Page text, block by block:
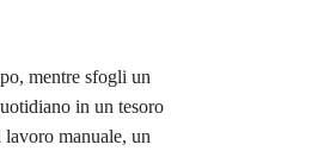
mentre sfogli un
in un tesoro
manuale, un